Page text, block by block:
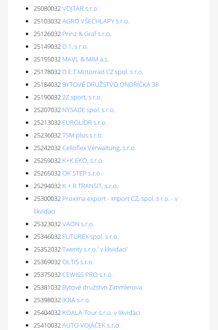
25080032VOJTAR s.r.o.
25103032AGRO VŠECHLAPY s.r.o.
25126032 Prinz & Graf s.r.o.
25149032 D 1, s.r.o.
25155032 MAVL & MIM a.s.
25178032 D.E.T.Motorrad CZ spol. s r.o.
25184032 BYTOVÉ DRUŽSTVO ONDŘÍČKA 38
251900322Z sport, s.r.o.
25207032 NYSADE spol. s r.o.
25213032 EUROLÍDR s.r.o.
25236032TSM plus s.r.o.
25242032Celloflex Verwaltung, s.r.o.
25259032 K+K EKO, s.r.o.
25265032OK STEP s.r.o.
25294032 K + R TRANSIT, s.r.o.
25300032 Proxima export - import CZ, spol. s r.o. - v
likvidaci
25323032VAON s.r.o.
25346032 FUTUREX spol. s r.o.
25352032Twenty s.r.o.' v likvidaci'
25369032OLTIS s.r.o.
25375032CEWISS PRO s.r.o.
25381032 Bytové družstvo Zimmlerova
25398032 IKRA s.r.o.
25404032 KOALA-Tour s.r.o. v likvidaci
25410032AUTO VOJÁČEK s.r.o.